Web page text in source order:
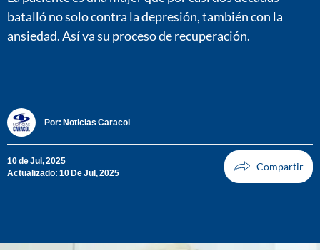
batalló no solo contra la depresión, también con la
ansiedad. Así va su proceso de recuperación.
Por: Noticias Caracol
10 de Jul, 2025
Actualizado: 10 De Jul, 2025